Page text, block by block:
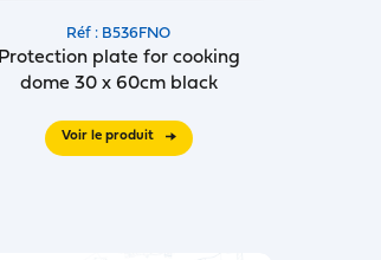
Réf : B536FNO
Protection plate for cooking
dome 30 x 60cm black
Voir le produit